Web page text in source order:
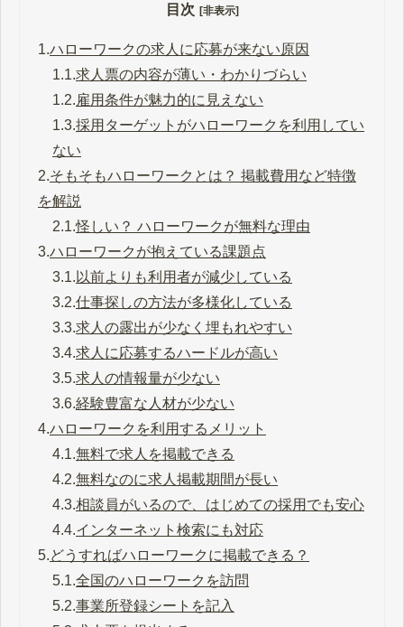
目次 [非表示]
1.ハローワークの求人に応募が来ない原因
1.1.求人票の内容が薄い・わかりづらい
1.2.雇用条件が魅力的に見えない
1.3.採用ターゲットがハローワークを利用してい
ない
2.そもそもハローワークとは？ 掲載費用など特徴
を解説
2.1.怪しい？ ハローワークが無料な理由
3.ハローワークが抱えている課題点
3.1. 以前よりも利用者が減少している
3.2.仕事探しの方法が多様化している
3.3.求人の露出が少なく埋もれやすい
3.4.求人に応募するハードルが高い
3.5.求人の情報量が少ない
3.6.経験豊富な人材が少ない
4.ハローワークを利用するメリット
4.1.無料で求人を掲載できる
4.2.無料なのに求人掲載期間が長い
4.3.相談員がいるので、はじめての採用でも安心
4.4.インターネット検索にも対応
5.どうすればハローワークに掲載できる？
5.1.全国のハローワークを訪問
5.2.事業所登録シートを記入